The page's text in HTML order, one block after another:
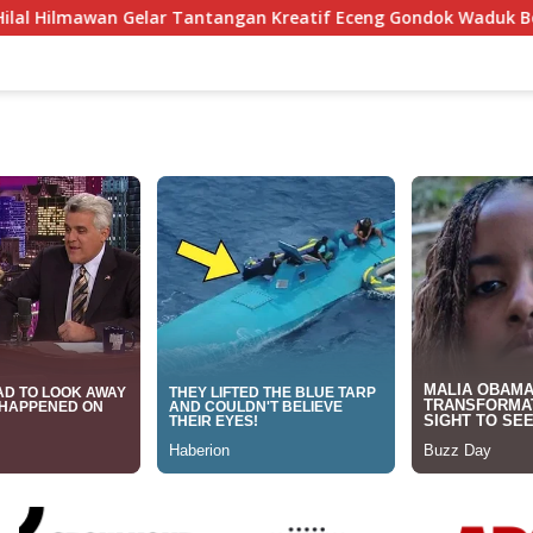
Kreatif Eceng Gondok Waduk Bojongsari, Sediakan